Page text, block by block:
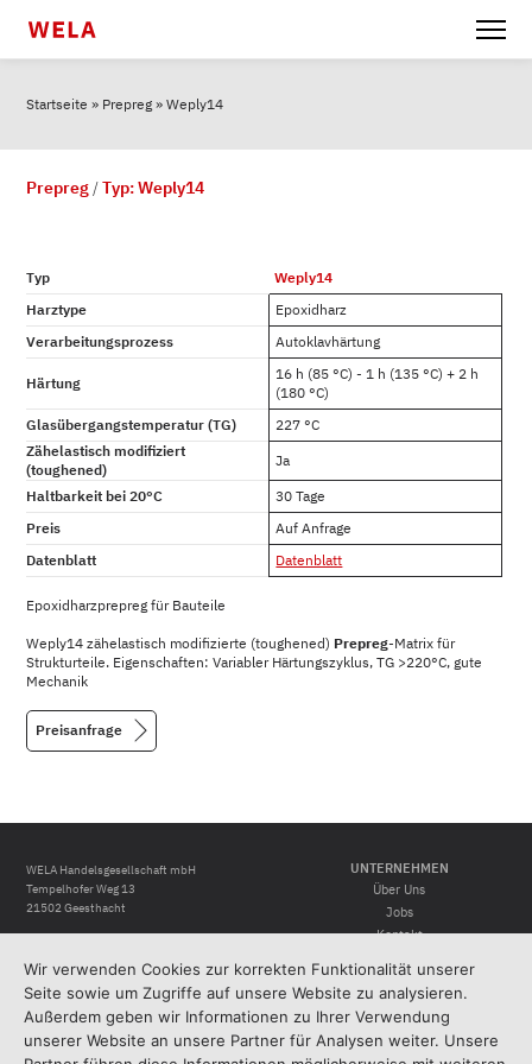
Startseite » Prepreg »Weply14
Prepreg/Typ: Weply14
Typ
Weply14
Harztype
Epoxidharz
Verarbeitungsprozess
Autoklavhärtung
Härtung
16 h (85 °C) - 1 h (135 °C) + 2 h
(180 °C)
Glasübergangstemperatur (TG)
227 °C
Zähelastisch modifiziert
(toughened)
Ja
Haltbarkeit bei 20°C
30 Tage
Preis
Auf Anfrage
Datenblatt
Datenblatt
Epoxidharzprepreg für Bauteile
Weply14 zähelastisch modifizierte (toughened) Prepreg-Matrix für
Strukturteile. Eigenschaften: Variabler Härtungszyklus, TG >220°C, gute
Mechanik
Preisanfrage
WELA Handelsgesellschaft mbH
Tempelhofer Weg 13
21502 Geesthacht
Tel.+ 49 (0) 4152 88 24-0
info@wela-hamburg.de
https://wela-hamburg.de
UNTERNEHMEN
Über Uns
Jobs
Kontakt
RECHTLICHES
Impressum
Datenschutzerklärung
Allgemeine Geschäftsbedingungen
Wir verwenden Cookies zur korrekten Funktionalität unserer
Seite sowie um Zugriffe auf unsere Website zu analysieren.
Außerdem geben wir Informationen zu Ihrer Verwendung
unserer Website an unsere Partner für Analysen weiter. Unsere